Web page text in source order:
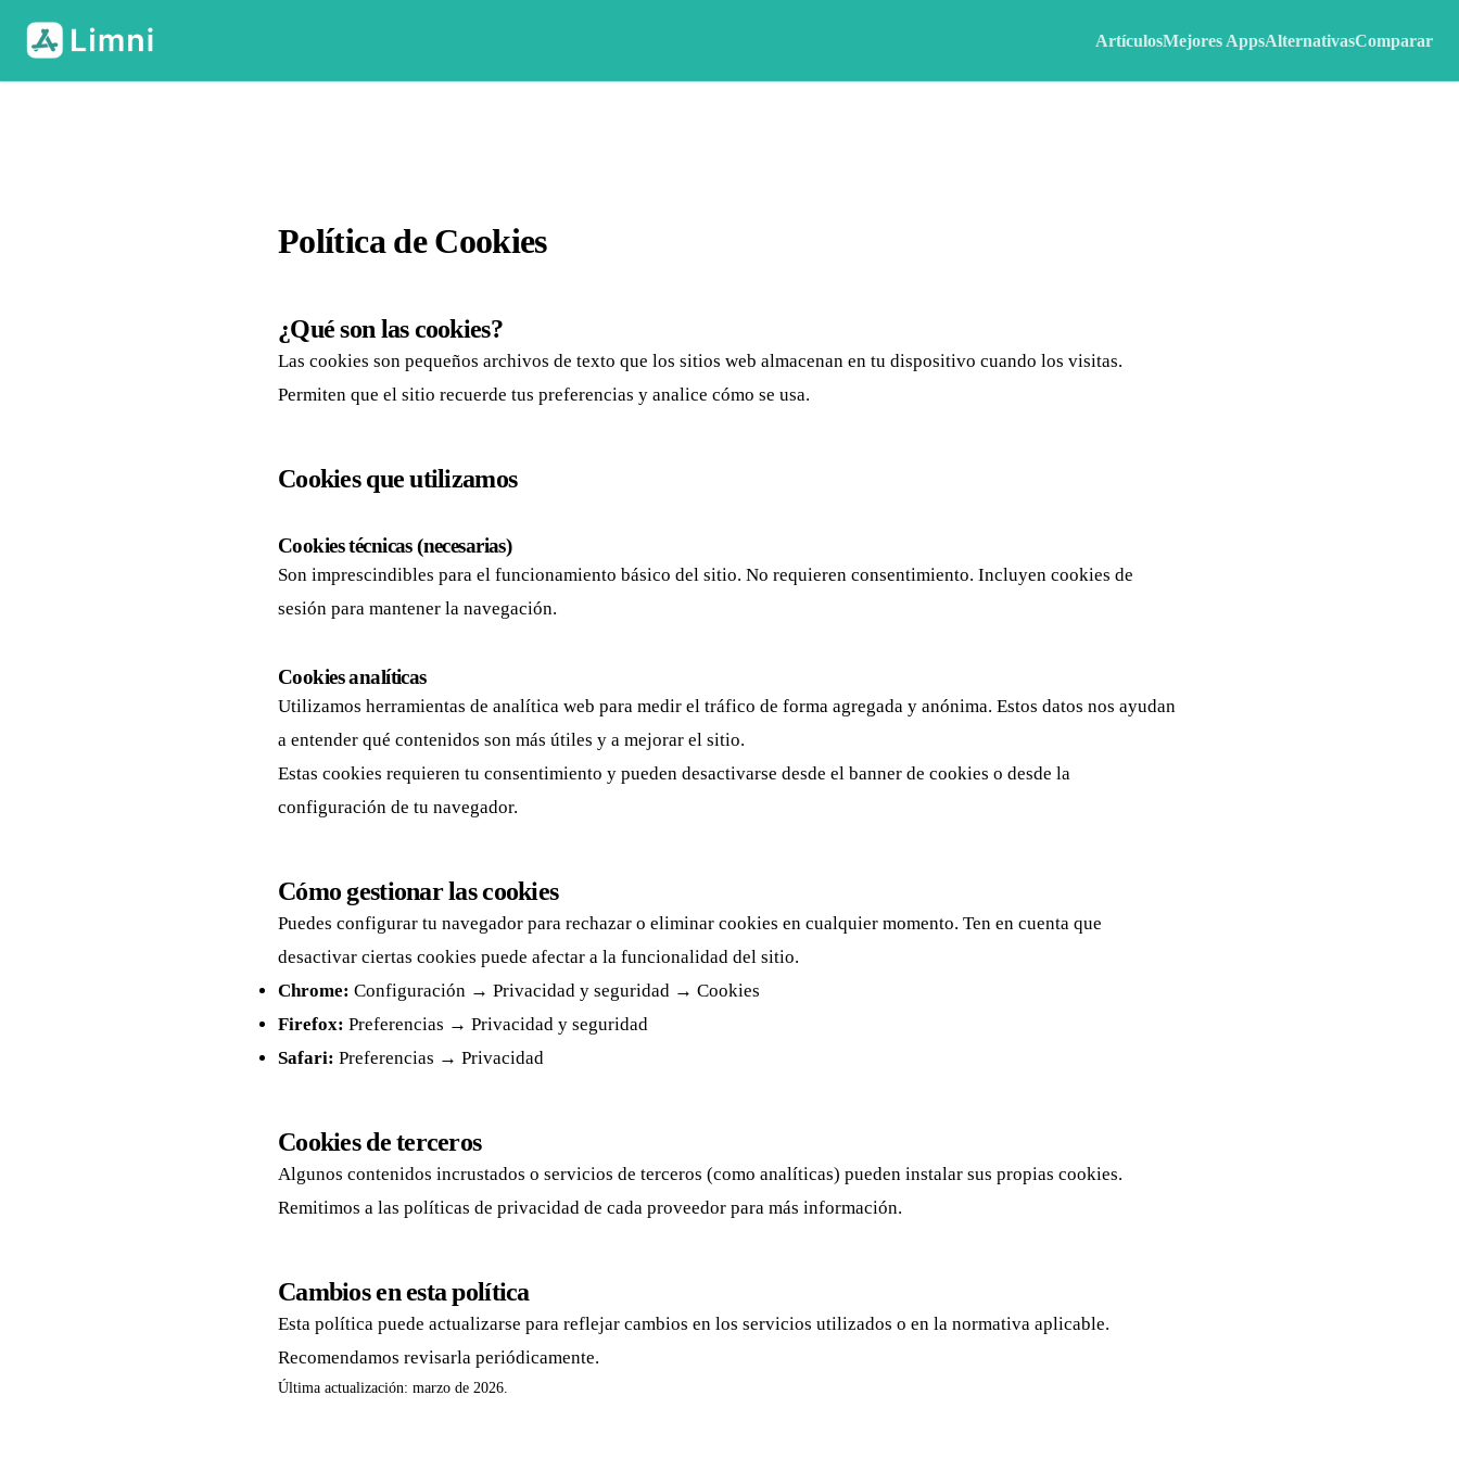
ArtículosMejores AppsAlternativasComparar
Política de Cookies
¿Qué son las cookies?
Las cookies son pequeños archivos de texto que los sitios web almacenan en tu dispositivo cuando los visitas.
Permiten que el sitio recuerde tus preferencias y analice cómo se usa.
Cookies que utilizamos
Cookies técnicas (necesarias)
Son imprescindibles para el funcionamiento básico del sitio. No requieren consentimiento. Incluyen cookies de
sesión para mantener la navegación.
Cookies analíticas
Utilizamos herramientas de analítica web para medir el tráfico de forma agregada y anónima. Estos datos nos ayudan
a entender qué contenidos son más útiles y a mejorar el sitio.
Estas cookies requieren tu consentimiento y pueden desactivarse desde el banner de cookies o desde la
configuración de tu navegador.
Cómo gestionar las cookies
Puedes configurar tu navegador para rechazar o eliminar cookies en cualquier momento. Ten en cuenta que
desactivar ciertas cookies puede afectar a la funcionalidad del sitio.
Chrome: Configuración → Privacidad y seguridad → Cookies
Firefox: Preferencias → Privacidad y seguridad
Safari: Preferencias → Privacidad
Cookies de terceros
Algunos contenidos incrustados o servicios de terceros (como analíticas) pueden instalar sus propias cookies.
Remitimos a las políticas de privacidad de cada proveedor para más información.
Cambios en esta política
Esta política puede actualizarse para reflejar cambios en los servicios utilizados o en la normativa aplicable.
Recomendamos revisarla periódicamente.
Última actualización: marzo de 2026.